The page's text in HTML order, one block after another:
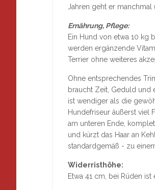
Jahren geht er manchmal
Ernährung, Pflege:
Ein Hund von etwa 10 kg
werden ergänzende
Terrier ohne weiteres
Ohne entsprechendes
braucht Zeit, Geduld und
ist wendiger als die
Hundefriseur äußerst viel
am unteren Ende,
und kürzt das Haar an
standardgemäß - zu
Widerristhöhe:
Etwa 41 cm, bei Rüden